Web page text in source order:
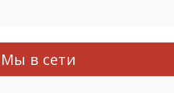
Мы в сети